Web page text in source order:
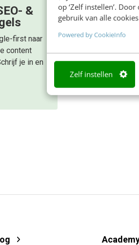
op ‘Zelf instellen’.
gebruik van alle
Powered by CookieInfo
Zelf instellen
&
first naar
content
je in en